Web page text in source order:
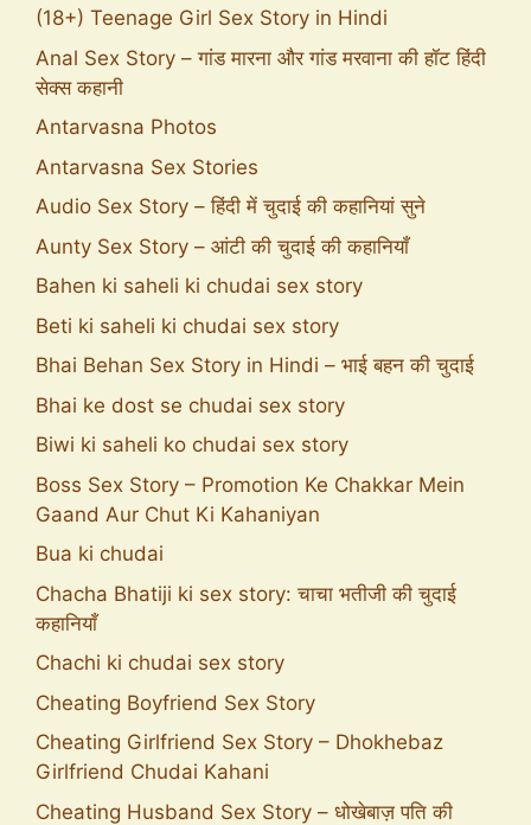
(18+) Teenage Girl Sex Story in Hindi
Anal Sex Story – गांड मारना और गांड मरवाना की हॉट हिंदी
सेक्स कहानी
Antarvasna Photos
Antarvasna Sex Stories
Audio Sex Story – हिंदी में चुदाई की कहानियां सुने
Aunty Sex Story – आंटी की चुदाई की कहानियाँ
Bahen ki saheli ki chudai sex story
Beti ki saheli ki chudai sex story
Bhai Behan Sex Story in Hindi – भाई बहन की चुदाई
Bhai ke dost se chudai sex story
Biwi ki saheli ko chudai sex story
Boss Sex Story – Promotion Ke Chakkar Mein
Gaand Aur Chut Ki Kahaniyan
Bua ki chudai
Chacha Bhatiji ki sex story: चाचा भतीजी की चुदाई
कहानियाँ
Chachi ki chudai sex story
Cheating Boyfriend Sex Story
Cheating Girlfriend Sex Story – Dhokhebaz
Girlfriend Chudai Kahani
Cheating Husband Sex Story – धोखेबाज़ पति की